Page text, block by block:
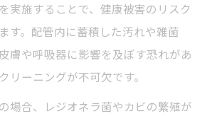
実施することで、健康被害のリスク
す。配管内に蓄積した汚れや雑菌
膚や呼吸器に影響を及ぼす恐れがあ
リーニングが不可欠です。
場合、レジオネラ菌やカビの繁殖が